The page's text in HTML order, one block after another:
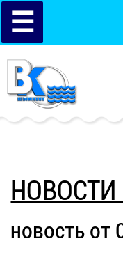
☰
новость от